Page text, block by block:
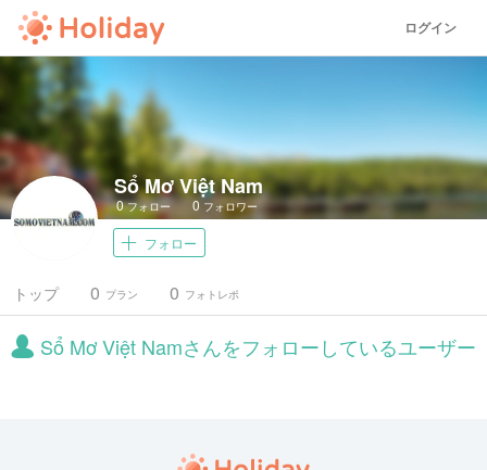
ログイン
Sổ Mơ Việt Nam
0フォロー 0 フォロワー
フォロー
トップ プラン
0 フォトレポ
0
Sổ Mơ Việt Namさんをフォローしているユーザー